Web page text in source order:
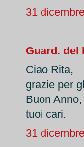
31
Guard. del
Ciao Rita,
grazie per
Buon
tuoi cari.
31